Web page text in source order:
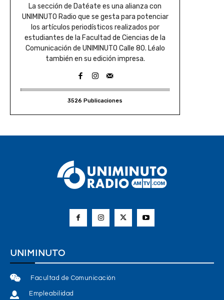
La sección de Datéate es una alianza con
UNIMINUTO Radio que se gesta para potenciar
los artículos periodísticos realizados por
estudiantes de la Facultad de Ciencias de la
Comunicación de UNIMINUTO Calle 80. Léalo
también en su edición impresa.
3526 Publicaciones
UNIMINUTO
Facultad de Comunicación
Empleabilidad